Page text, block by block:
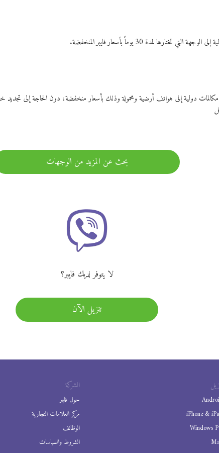
مكالمات دولية إلى هواتف أرضية ومحمولة وذلك بأسعار منخفضة، دون الحاجة إلى
بحث عن المزيد من الوجهات
لا يتوفر لديك فايبر؟
تنزيل الآن
الشركة
حول فايبر
مركز العلامات التجارية
الوظائف
الشروط والسياسات
iPhone &
Windows